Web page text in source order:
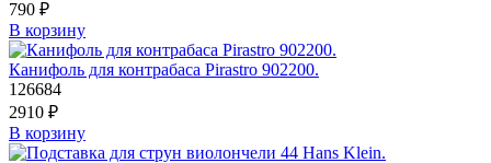
790 ₽
В корзину
Канифоль для контрабаса Pirastrо 902200.
126684
2910 ₽
В корзину